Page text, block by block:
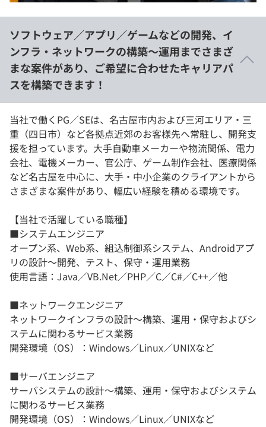
ソフトウェア／アプリ／ゲームなどの開発、イ
ンフラ・ネットワークの構築〜運用までさまざ
まな案件があり、ご希望に合わせたキャリアパ
スを構築できます！
当社で働くPG／SEは、名古屋市内および三河エリア・三
重（四日市）など各拠点近郊のお客様先へ常駐し、開発支
援を担っています。大手自動車メーカーや物流関係、電力
会社、電機メーカー、官公庁、ゲーム制作会社、医療関係
など名古屋を中心に、大手・中小企業のクライアントから
さまざまな案件があり、幅広い経験を積める環境です。
【当社で活躍している職種】
■システムエンジニア
オープン系、Web系、組込制御系システム、Androidアプ
リの設計〜開発、テスト、保守・運用業務
使用言語：Java／VB.Net／PHP／C／C#／C++／他
■ネットワークエンジニア
ネットワークインフラの設計〜構築、運用・保守およびシ
ステムに関わるサービス業務
開発環境（OS）：Windows／Linux／UNIXなど
■サーバエンジニア
サーバシステムの設計〜構築、運用・保守およびシステム
に関わるサービス業務
開発環境（OS）：Windows／Linux／UNIXなど